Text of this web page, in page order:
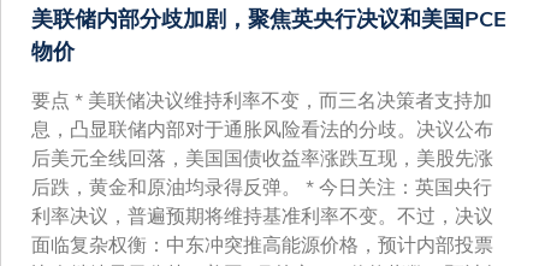
美联储内部分歧加剧，聚焦英央行决议和美国PCE
物价
要点 * 美联储决议维持利率不变，而三名决策者支持加
息，凸显联储内部对于通胀风险看法的分歧。决议公布
后美元全线回落，美国国债收益率涨跌互现，美股先涨
后跌，黄金和原油均录得反弹。 * 今日关注：英国央行
利率决议，普遍预期将维持基准利率不变。不过，决议
面临复杂权衡：中东冲突推高能源价格，预计内部投票